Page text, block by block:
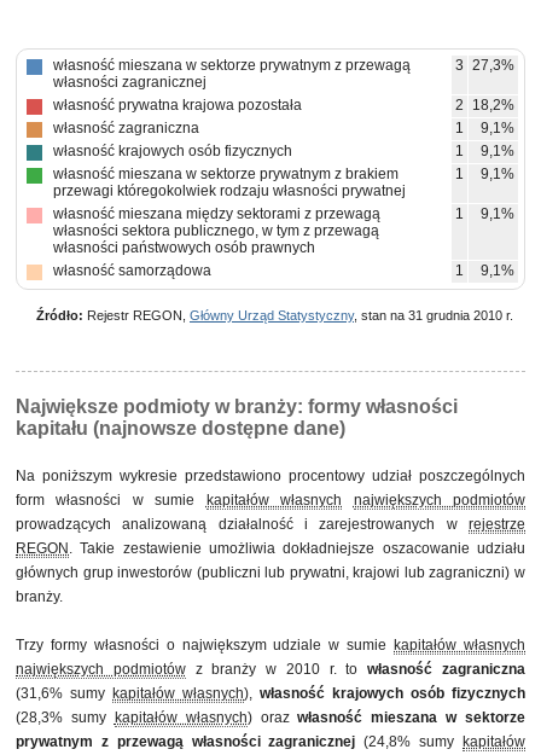
własność mieszana w sektorze prywatnym z przewagą
własności zagranicznej
3 27,3%
własność prywatna krajowa pozostała 2
18,2%
własność zagraniczna
1
9,1%
własność krajowych osób fizycznych
1
9,1%
własność mieszana w sektorze prywatnym z brakiem
przewagi któregokolwiek rodzaju własności prywatnej
1 9,1%
własność mieszana między sektorami z przewagą
własności sektora publicznego, w tym z przewagą
własności państwowych osób prawnych
1 9,1%
własność samorządowa 1 9,1%
Źródło: Rejestr REGON, Główny Urząd Statystyczny, stan na 31 grudnia 2010 r.
Największe podmioty w branży: formy własności
kapitału (najnowsze dostępne dane)
Na poniższym wykresie przedstawiono procentowy udział poszczególnych
form własności w sumie
kapitałów własnych
największych podmiotów
prowadzących analizowaną działalność i zarejestrowanych w rejestrze
REGON . Takie zestawienie umożliwia dokładniejsze oszacowanie udziału
głównych grup inwestorów (publiczni lub prywatni, krajowi lub zagraniczni) w
branży.
Trzy formy własności o największym udziale w sumie
kapitałów własnych
największych podmiotówz branży w 2010 r. towłasność zagraniczna
(31,6% sumy kapitałów własnych), własność krajowych osób fizycznych
(28,3% sumy
kapitałów własnych) orazwłasność mieszana w sektorze
prywatnym z przewagą własności zagranicznej (24,8% sumy
kapitałów